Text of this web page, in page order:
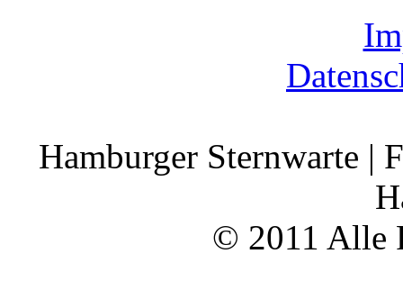
Hamburger Sternwarte |
© 2011 Alle